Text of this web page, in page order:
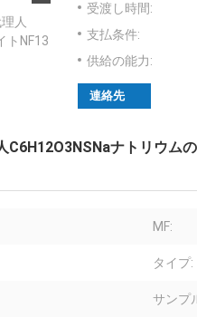
人
トNF13
受渡し時間:
支払条件:
供給の能力:
連絡先
ナトリウム
MF:
タイプ:
サンプ